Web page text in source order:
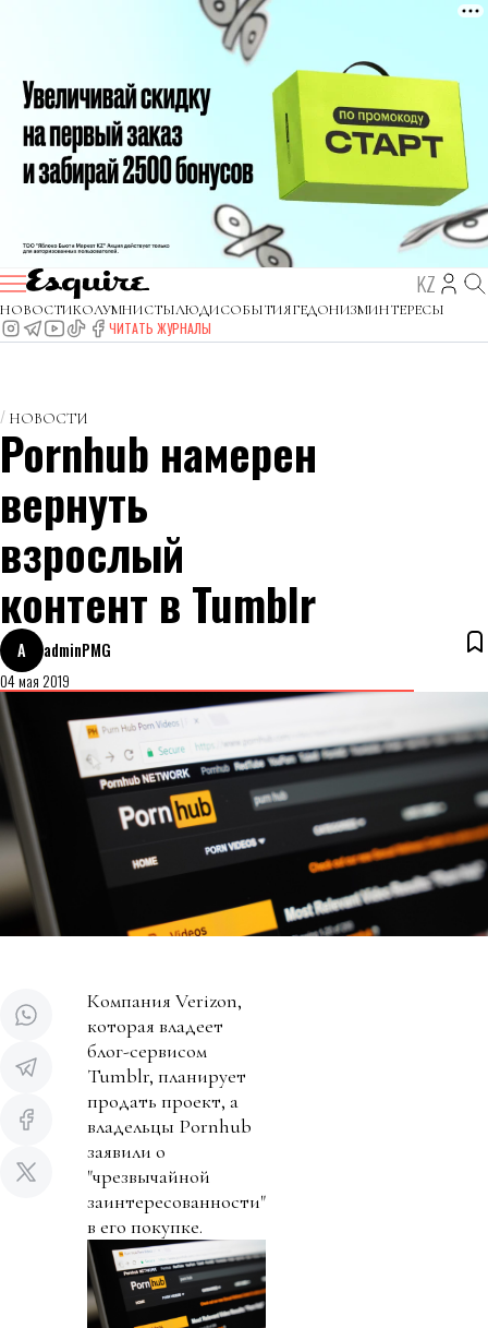
KZ
НОВОСТИКОЛУМНИСТЫЛЮДИСОБЫТИЯГЕДОНИЗМИНТЕРЕСЫ
ЧИТАТЬ ЖУРНАЛЫ
НОВОСТИ
Pornhub намерен
вернуть
взрослый
контент в Tumblr
A
adminPMG
04 мая 2019
Компания Verizon,
которая владеет
блог-сервисом
Tumblr, планирует
продать проект, а
владельцы Pornhub
заявили о
"чрезвычайной
заинтересованности"
в его покупке.